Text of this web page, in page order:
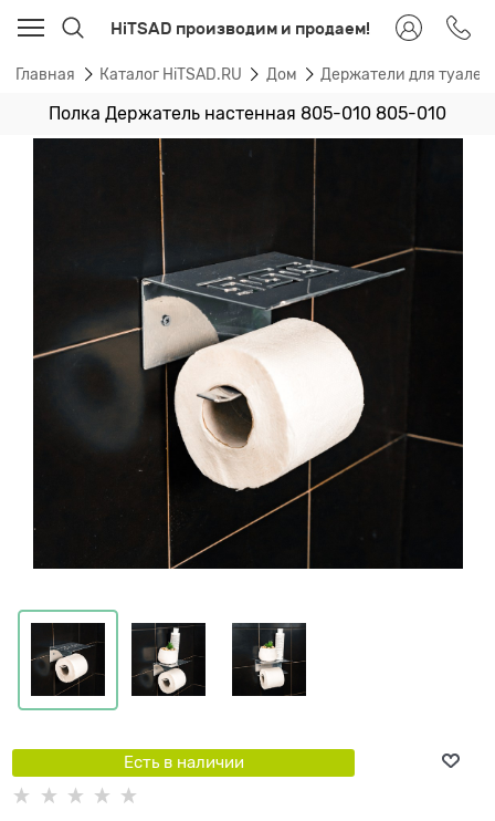
HiTSAD производим и продаем!
Главная Каталог HiTSAD.RU Дом Держатели для
Полка Держатель настенная 805-010 805-010
Есть в наличии